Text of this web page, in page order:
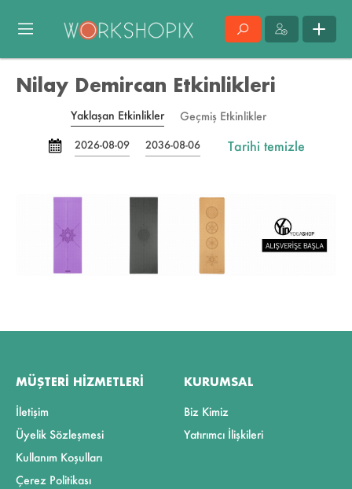
Nilay Demircan Etkinlikleri
Yaklaşan Etkinlikler Geçmiş Etkinlikler
2026-08-09 2036-08-06 Tarihi temizle
MÜŞTERI HIZMETLERI
İletişim
Üyelik Sözleşmesi
Kullanım Koşulları
Çerez Politikası
KURUMSAL
Biz Kimiz
Yatırımcı İlişkileri